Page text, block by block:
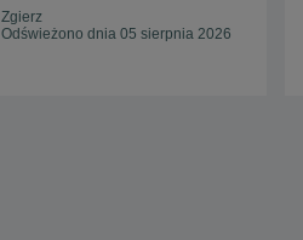
Zgierz
Odświeżono dnia 05 sierpnia 2026